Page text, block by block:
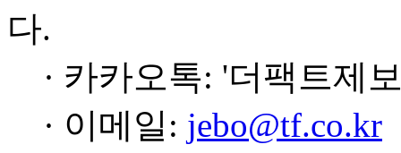
다.
· 카카오톡: '더팩트제
· 이메일: jebo@tf.co.kr